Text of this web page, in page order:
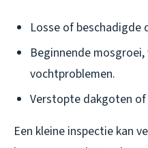
Losse of beschadigde
Beginnende
vochtproblemen.
Verstopte dakgoten of
Een kleine inspectie kan